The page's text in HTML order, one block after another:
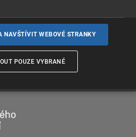
NAVŠTÍVIT WEBOVÉ STRANKY
POUZE VYBRANÉ